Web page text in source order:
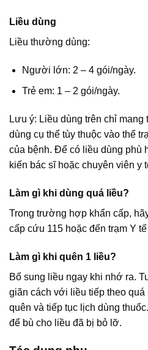
Liều dùng
Liều thường dùng:
Người lớn: 2 – 4 gói/ngày.
Trẻ em: 1 – 2 gói/ngày.
Lưu ý: Liều dùng trên chỉ mang
dùng cụ thể tùy thuộc vào thể
của bệnh. Để có liều dùng phù
kiến bác sĩ hoặc chuyên viên y
Làm gì khi dùng quá liều?
Trong trường hợp khẩn cấp,
cấp cứu 115 hoặc đến trạm Y
Làm gì khi quên 1 liều?
Bổ sung liều ngay khi nhớ ra.
giãn cách với liều tiếp theo quá
quên và tiếp tục lịch dùng
để bù cho liều đã bị bỏ lỡ.